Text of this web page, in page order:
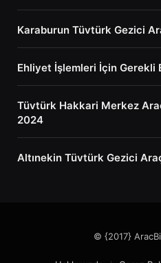
Karaburun Tüvtürk Gezici
Ehliyet İşlemleri İçin Gerekli
Tüvtürk Hakkari Merkez
2024
Altınekin Tüvtürk Gezici
© {2017}